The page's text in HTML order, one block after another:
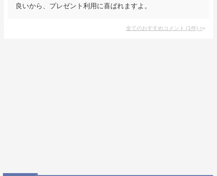
良いから、プレゼント利用に喜ばれますよ。
全てのおすすめコメント (1件) >